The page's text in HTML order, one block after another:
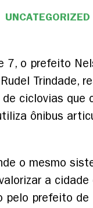
UNCATEGORIZED
o prefeito
Trindade,
ciclovias
ônibus
o mesmo
a
prefeito de